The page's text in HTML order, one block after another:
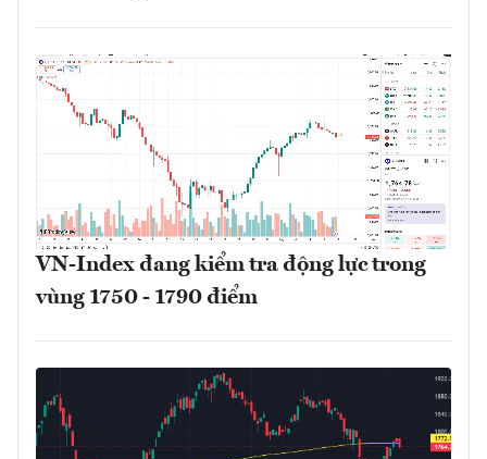
VN-Index đang kiểm tra động lực trong
vùng 1750 - 1790 điểm